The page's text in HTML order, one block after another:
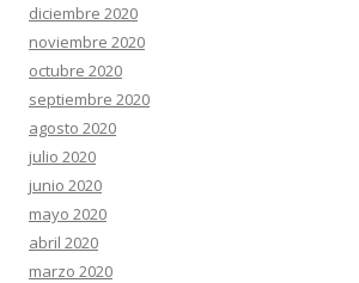
diciembre 2020
noviembre 2020
octubre 2020
septiembre 2020
agosto 2020
julio 2020
junio 2020
mayo 2020
abril 2020
marzo 2020